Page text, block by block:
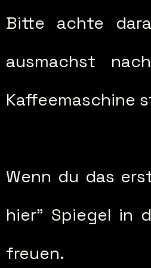
Bitte achte
ausmachst
Kaffeemaschine
Wenn du das
hier" Spiegel in
freuen.